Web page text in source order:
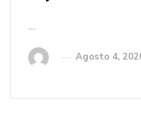
…
Agosto 4,